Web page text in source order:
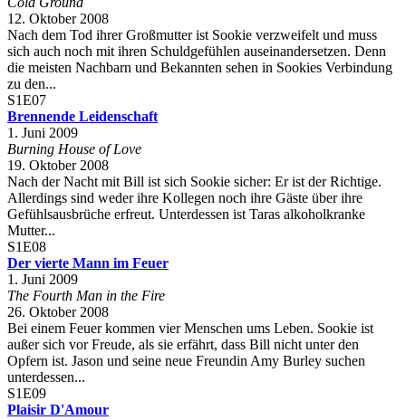
12. Oktober 2008
Nach dem Tod ihrer Großmutter ist Sookie verzweifelt und muss
sich auch noch mit ihren Schuldgefühlen auseinandersetzen. Denn
die meisten Nachbarn und Bekannten sehen in Sookies Verbindung
zu den...
S1E07
Brennende Leidenschaft
1. Juni 2009
Burning House of Love
19. Oktober 2008
Nach der Nacht mit Bill ist sich Sookie sicher: Er ist der Richtige.
Allerdings sind weder ihre Kollegen noch ihre Gäste über ihre
Gefühlsausbrüche erfreut. Unterdessen ist Taras alkoholkranke
Mutter...
S1E08
Der vierte Mann im Feuer
1. Juni 2009
The Fourth Man in the Fire
26. Oktober 2008
Bei einem Feuer kommen vier Menschen ums Leben. Sookie ist
außer sich vor Freude, als sie erfährt, dass Bill nicht unter den
Opfern ist. Jason und seine neue Freundin Amy Burley suchen
unterdessen...
S1E09
Plaisir D'Amour